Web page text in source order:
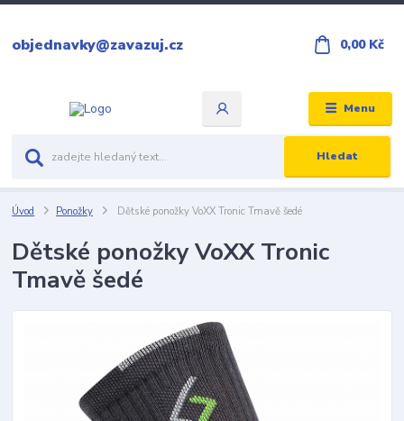
Menu
Hledat
objednavky@zavazuj.cz 0,00 Kč
Úvod Ponožky Dětské ponožky VoXX Tronic Tmavě šedé
Dětské ponožky VoXX Tronic
Tmavě šedé